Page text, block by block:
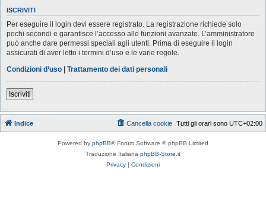
ISCRIVITI
Per eseguire il login devi essere registrato. La registrazione richiede solo
pochi secondi e garantisce l’accesso alle funzioni avanzate. L’amministratore
può anche dare permessi speciali agli utenti. Prima di eseguire il login
assicurati di aver letto i termini d’uso e le varie regole.
Condizioni d’uso | Trattamento dei dati personali
Iscriviti
Indice Tutti gli orari sono UTC+02:00
Cancella cookie
Powered by phpBB® Forum Software © phpBB Limited
Traduzione Italiana phpBB-Store.it
Privacy | Condizioni